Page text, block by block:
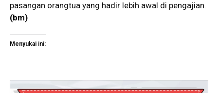
pasangan orangtua yang hadir lebih awal di pengajian.
(bm)
Menyukai ini: